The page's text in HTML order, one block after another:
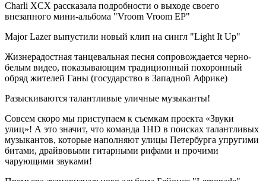
Charli XCX рассказала подробности о выходе своего
внезапного мини-альбома "Vroom Vroom EP"
Major Lazer выпустили новый клип на сингл "Light It Up"
Жизнерадостная танцевальная песня сопровождается черно-
белым видео, показывающим традиционный похоронный
обряд жителей Ганы (государство в Западной Африке)
Разыскиваются талантливые уличные музыканты!
Совсем скоро мы приступаем к съемкам проекта «Звуки
улиц»! А это значит, что команда 1HD в поисках талантливых
музыкантов, которые наполняют улицы Петербурга упругими
битами, драйвовыми гитарными рифами и прочими
чарующими звуками!